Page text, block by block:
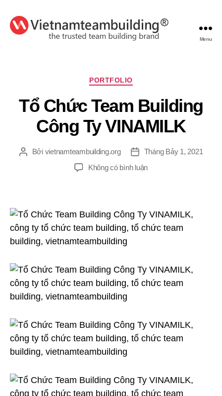
Menu
Chuyên
PORTFOLIO
Tổ Chức Team Building
Công Ty VINAMILK
TácBởi vietnamteambuilding.org
Ngày
đăng
Tháng Bảy 1, 2021
Không có bình luậnở
Building
Ty